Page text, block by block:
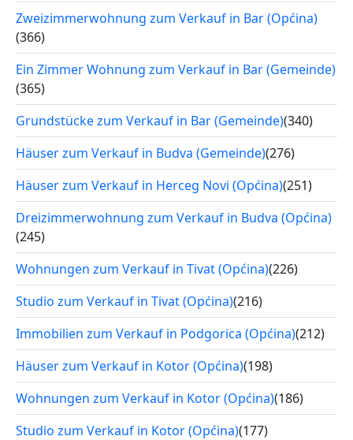
Zweizimmerwohnung zum Verkauf in Bar (Općina)
(366)
Ein Zimmer Wohnung zum Verkauf in Bar (Gemeinde)
(365)
Grundstücke zum Verkauf in Bar (Gemeinde)(340)
Häuser zum Verkauf in Budva (Gemeinde)(276)
Häuser zum Verkauf in Herceg Novi (Općina)(251)
Dreizimmerwohnung zum Verkauf in Budva (Općina)
(245)
Wohnungen zum Verkauf in Tivat (Općina)(226)
Studio zum Verkauf in Tivat (Općina)(216)
Immobilien zum Verkauf in Podgorica (Općina)(212)
Häuser zum Verkauf in Kotor (Općina)(198)
Wohnungen zum Verkauf in Kotor (Općina)(186)
Studio zum Verkauf in Kotor (Općina)(177)